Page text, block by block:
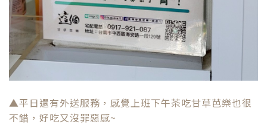
▲平日還有外送服務，感覺上班下午茶吃甘草芭樂也很
不錯，好吃又沒罪惡感~